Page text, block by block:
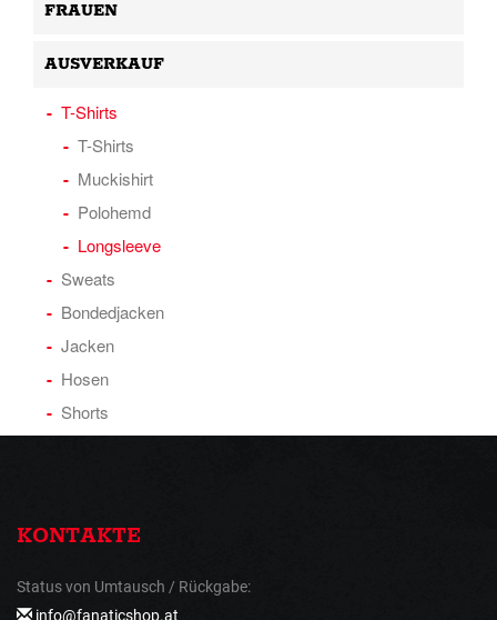
FRAUEN
AUSVERKAUF
T-Shirts
T-Shirts
Muckishirt
Polohemd
Longsleeve
Sweats
Bondedjacken
Jacken
Hosen
Shorts
KONTAKTE
Status von Umtausch / Rückgabe:
info@fanaticshop.at